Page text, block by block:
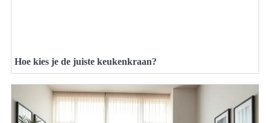
Hoe kies je de juiste keukenkraan?